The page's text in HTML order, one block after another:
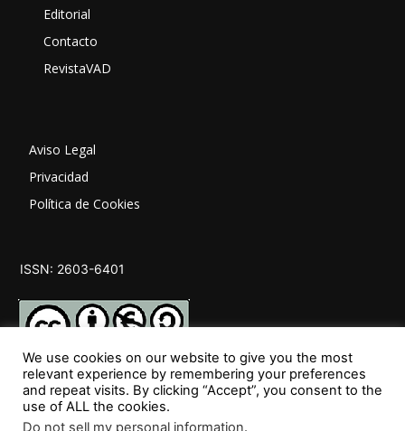
Editorial
Contacto
RevistaVAD
Aviso Legal
Privacidad
Política de Cookies
ISSN: 2603-6401
SÍGUENOS
We use cookies on our website to give you the most
relevant experience by remembering your preferences
and repeat visits. By clicking “Accept”, you consent to the
use of ALL the cookies.
Do not sell my personal information.